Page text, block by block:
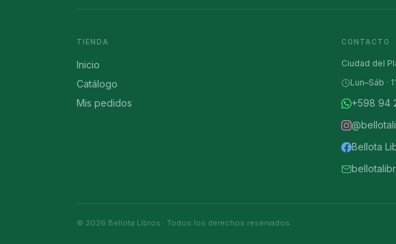
TIENDA
Inicio
Catálogo
Mis pedidos
CONTACTO
Ciudad del
Lun–Sáb ·
+598 94
Bellota
© 2026 Bellota Libros · Todos los derechos reservados